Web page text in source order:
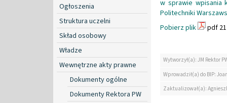
Ogłoszenia
Struktura uczelni
Skład osobowy
Władze
Wewnętrzne akty prawne
Dokumenty ogólne
Dokumenty Rektora PW
w sprawie wpisania
Politechniki
Pobierz plik
pdf
Wytworzył(a): JM Rektor
Wprowadził(a) do BIP:
Zaktualizował(a):